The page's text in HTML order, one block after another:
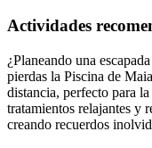
Actividades
¿Planeando una
pierdas la Piscina de
distancia, perfecto para
tratamientos relajantes y
creando recuerdos